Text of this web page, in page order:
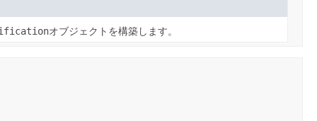
オブジェクトを構築します。